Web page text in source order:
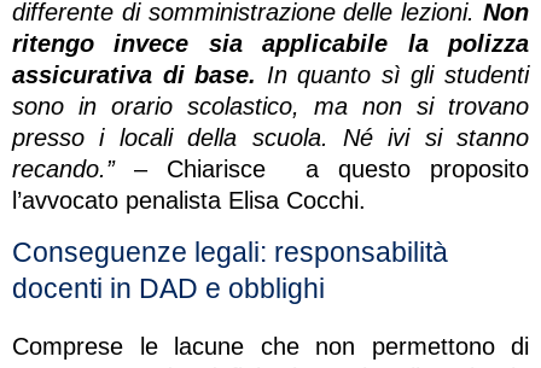
differente di somministrazione delle lezioni. Non
ritengo invece sia applicabile la polizza
assicurativa di base. In quanto sì gli studenti
sono in orario scolastico, ma non si trovano
presso i locali della scuola. Né ivi si stanno
recando.”– Chiarisce a questo proposito
l’avvocato penalista Elisa Cocchi.
Conseguenze legali: responsabilità
docenti in DAD e obblighi
Comprese le lacune che non permettono di